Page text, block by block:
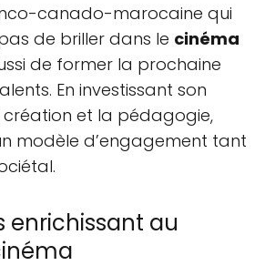
canado-marocaine qui
de briller dans le cinéma
de former la prochaine
En investissant son
et la pédagogie,
modèle d’engagement tant
enrichissant au